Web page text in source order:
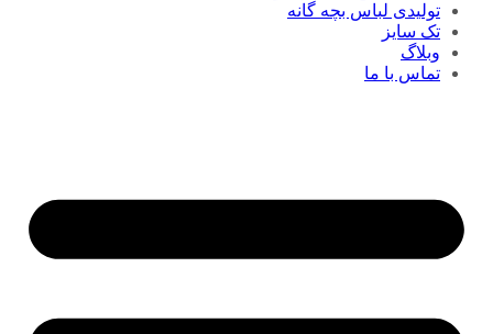
تولیدی لباس بچه گانه
تک سایز
وبلاگ
تماس با ما